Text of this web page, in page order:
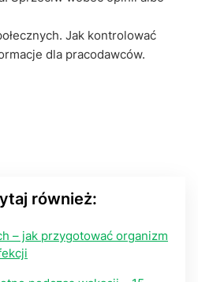
Jak kontrolować
dla pracodawców.
również:
– jak przygotować organizm